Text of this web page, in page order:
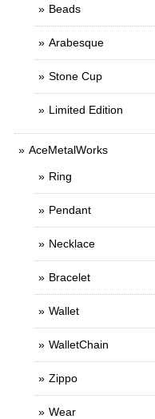
Beads
Arabesque
Stone Cup
Limited Edition
AceMetalWorks
Ring
Pendant
Necklace
Bracelet
Wallet
WalletChain
Zippo
Wear